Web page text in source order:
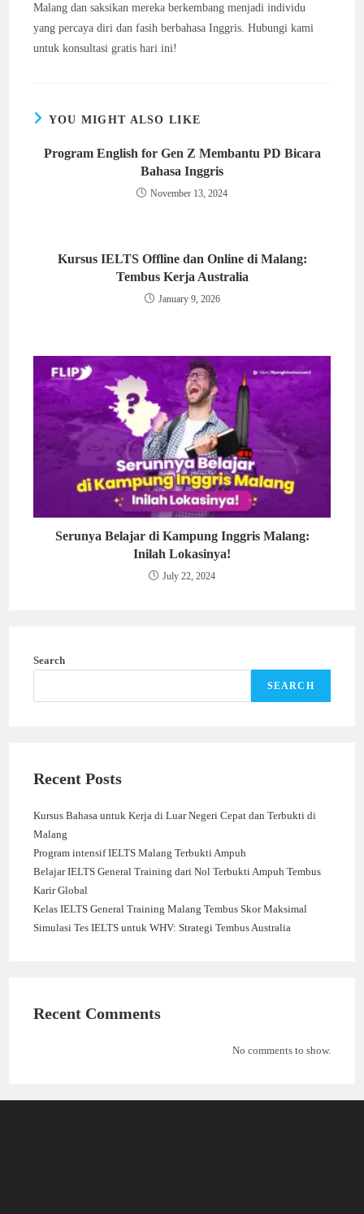
Malang dan saksikan mereka berkembang menjadi individu
yang percaya diri dan fasih berbahasa Inggris. Hubungi kami
untuk konsultasi gratis hari ini!
YOU MIGHT ALSO LIKE
Program English for Gen Z Membantu PD Bicara
Bahasa Inggris
November 13, 2024
Kursus IELTS Offline dan Online di Malang:
Tembus Kerja Australia
January 9, 2026
Serunya Belajar di Kampung Inggris Malang:
Inilah Lokasinya!
July 22, 2024
Search
SEARCH
Recent Posts
Kursus Bahasa untuk Kerja di Luar Negeri Cepat dan Terbukti di
Malang
Program intensif IELTS Malang Terbukti Ampuh
Belajar IELTS General Training dari Nol Terbukti Ampuh Tembus
Karir Global
Kelas IELTS General Training Malang Tembus Skor Maksimal
Simulasi Tes IELTS untuk WHV: Strategi Tembus Australia
Recent Comments
No comments to show.